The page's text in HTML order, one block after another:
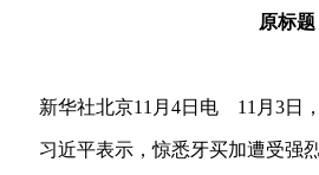
原标
新华社北京11月4日电 11月3日
习近平表示，惊悉牙买加遭受强